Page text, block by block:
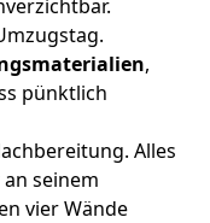
,
pünktlich
Alles
seinem
vier Wände